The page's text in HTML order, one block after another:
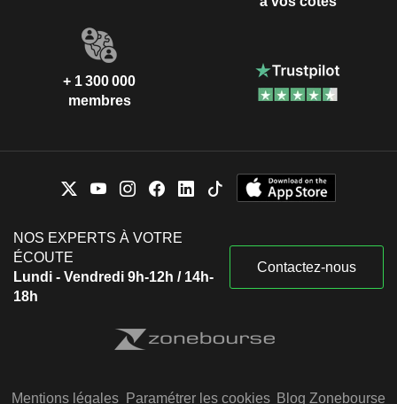
+ 1 300 000
membres
NOS EXPERTS À VOTRE
ÉCOUTE
Lundi - Vendredi 9h-12h / 14h-
18h
Contactez-nous
Mentions légales Paramétrer les cookies Blog Zonebourse